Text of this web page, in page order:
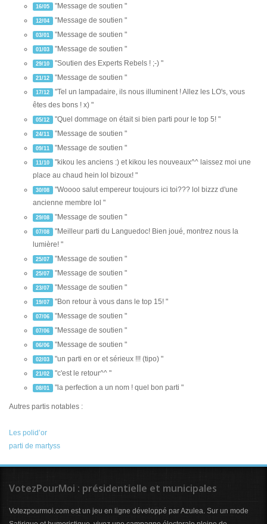
16/05 "Message de soutien "
12/04 "Message de soutien "
03/01 "Message de soutien "
01/03 "Message de soutien "
29/10 "Soutien des Experts Rebels ! ;-) "
21/12 "Message de soutien "
17/12 "Tel un lampadaire, ils nous illuminent ! Allez les LO's, vous
êtes des bons ! x) "
05/12 "Quel dommage on était si bien parti pour le top 5! "
24/11 "Message de soutien "
09/11 "Message de soutien "
11/10 "kikou les anciens :) et kikou les nouveaux^^ laissez moi une
place au chaud hein lol bizoux! "
30/08 "Woooo salut empereur toujours ici toi??? lol bizzz d'une
ancienne membre lol "
29/08 "Message de soutien "
07/08 "Meilleur parti du Languedoc! Bien joué, montrez nous la
lumière! "
25/07 "Message de soutien "
25/07 "Message de soutien "
23/07 "Message de soutien "
19/07 "Bon retour à vous dans le top 15! "
07/06 "Message de soutien "
07/06 "Message de soutien "
06/06 "Message de soutien "
02/03 "un parti en or et sérieux !!! (tipo) "
21/02 "c'est le retour^^ "
08/01 "la perfection a un nom ! quel bon parti "
Autres partis notables :
Les polid’or
parti de martyss
VotezPourMoi : présidentielle et municipales
Votezpourmoi.com est un jeu en ligne développé par Azulea. Sur un mode